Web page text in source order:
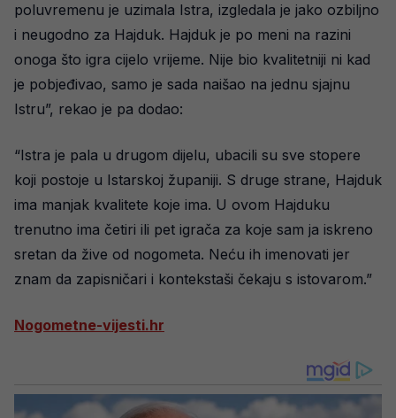
poluvremenu je uzimala Istra, izgledala je jako ozbiljno
i neugodno za Hajduk. Hajduk je po meni na razini
onoga što igra cijelo vrijeme. Nije bio kvalitetniji ni kad
je pobjeđivao, samo je sada naišao na jednu sjajnu
Istru”, rekao je pa dodao:
“Istra je pala u drugom dijelu, ubacili su sve stopere
koji postoje u Istarskoj županiji. S druge strane, Hajduk
ima manjak kvalitete koje ima. U ovom Hajduku
trenutno ima četiri ili pet igrača za koje sam ja iskreno
sretan da žive od nogometa. Neću ih imenovati jer
znam da zapisničari i kontekstaši čekaju s istovarom.”
Nogometne-vijesti.hr